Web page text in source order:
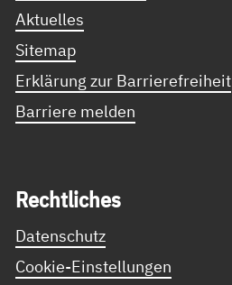
Aktuelles
Sitemap
Erklärung zur Barrierefreiheit
Barriere melden
Recht­li­ches
Datenschutz
Cookie-Einstellungen